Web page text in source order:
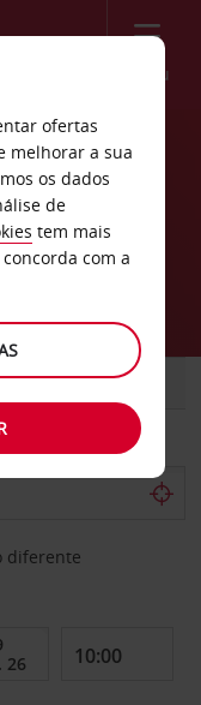
Menu
COMERCIAIS
diferente
ofertas
melhorar a sua
os dados
de
tem mais
com a